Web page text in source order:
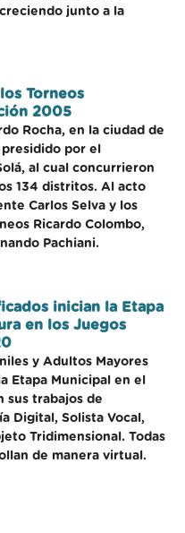
junto a la
Torneos
2005
Rocha, en la ciudad de
presidido por el
al cual concurrieron
134 distritos. Al acto
Carlos Selva y los
Ricardo Colombo,
Pachiani.
inician la Etapa
en los Juegos
y Adultos Mayores
Etapa Municipal en el
sus trabajos de
Digital, Solista Vocal,
Tridimensional. Todas
de manera virtual.